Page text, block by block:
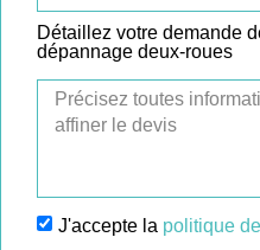
Détaillez votre demande
dépannage deux-roues
J'accepte la politique